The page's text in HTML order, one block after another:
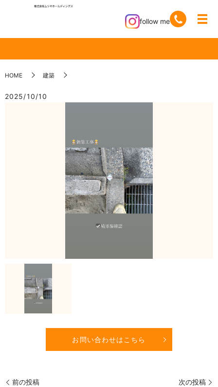
follow me
HOME 建築
2025/10/10
お問い合わせはこちら
前の投稿 次の投稿